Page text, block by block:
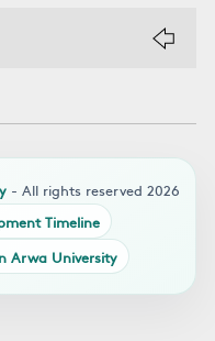
- All rights reserved 2026
Timeline
Arwa University